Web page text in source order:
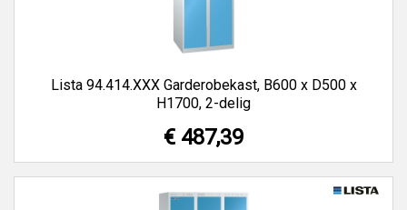
Lista 94.414.XXX Garderobekast, B600 x D500 x
H1700, 2-delig
€ 487,39